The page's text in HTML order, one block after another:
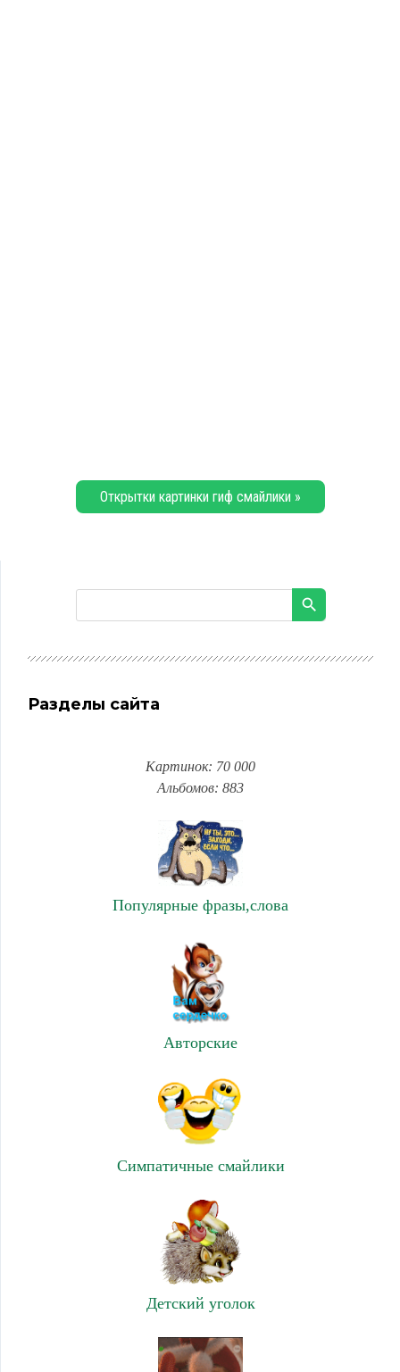
Открытки картинки гиф смайлики »
Разделы сайта
Картинок: 70 000
Альбомов: 883
Популярные фразы,слова
Авторские
Симпатичные смайлики
Детский уголок